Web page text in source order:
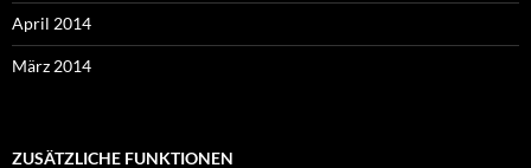
April 2014
März 2014
ZUSÄTZLICHE FUNKTIONEN